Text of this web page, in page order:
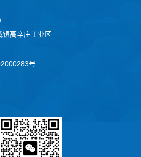
镇高辛庄工业区
号